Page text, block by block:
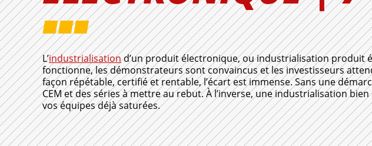
L’industrialisationd’un produit électronique, ou industrialisation produit
fonctionne, les démonstrateurs sont convaincus et les investisseurs
façon répétable, certifié et rentable, l’écart est immense. Sans une
CEM et des séries à mettre au rebut. À l’inverse, une industrialisation
vos équipes déjà saturées.